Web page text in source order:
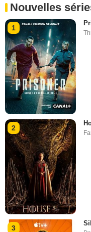
Nouvelles
1
2
3